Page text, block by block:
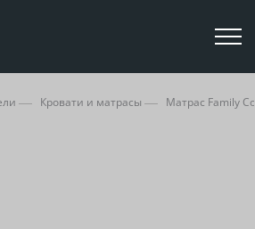
Кровати и матрасы Матрас Family